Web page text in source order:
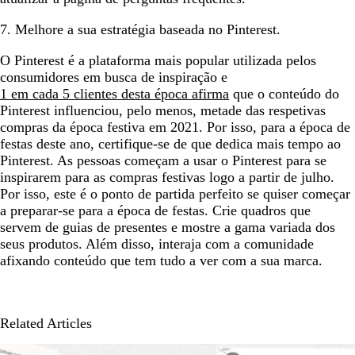
7. Melhore a sua estratégia baseada no Pinterest.
O Pinterest é a plataforma mais popular utilizada pelos
consumidores em busca de inspiração e
1 em cada 5 clientes desta época afirma que o conteúdo do
Pinterest influenciou, pelo menos, metade das respetivas
compras da época festiva em 2021. Por isso, para a época de
festas deste ano, certifique-se de que dedica mais tempo ao
Pinterest. As pessoas começam a usar o Pinterest para se
inspirarem para as compras festivas logo a partir de julho.
Por isso, este é o ponto de partida perfeito se quiser começar
a preparar-se para a época de festas. Crie quadros que
servem de guias de presentes e mostre a gama variada dos
seus produtos. Além disso, interaja com a comunidade
afixando conteúdo que tem tudo a ver com a sua marca.
Related Articles